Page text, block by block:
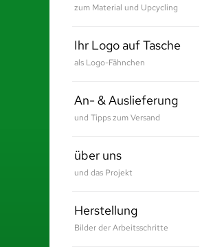
zum Material und Upcycling
Ihr Logo auf Tasche
als Logo-Fähnchen
An- & Auslieferung
und Tipps zum Versand
über uns
und das Projekt
Herstellung
Bilder der Arbeitsschritte